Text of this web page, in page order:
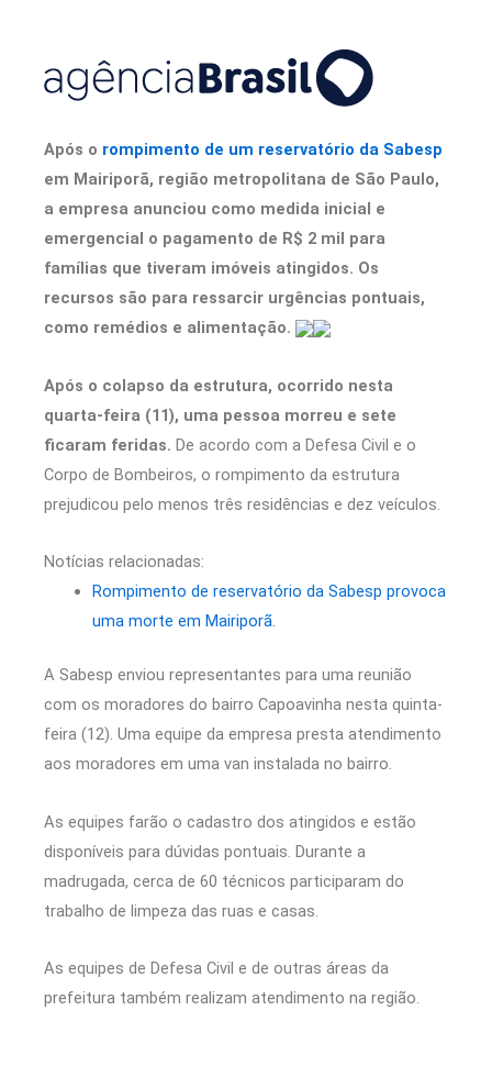
Após o rompimento de um reservatório da Sabesp
em Mairiporã, região metropolitana de São Paulo,
a empresa anunciou como medida inicial e
emergencial o pagamento de R$ 2 mil para
famílias que tiveram imóveis atingidos. Os
recursos são para ressarcir urgências pontuais,
como remédios e alimentação.
Após o colapso da estrutura, ocorrido nesta
quarta-feira (11), uma pessoa morreu e sete
ficaram feridas. De acordo com a Defesa Civil e o
Corpo de Bombeiros, o rompimento da estrutura
prejudicou pelo menos três residências e dez veículos.
Notícias relacionadas:
Rompimento de reservatório da Sabesp provoca
uma morte em Mairiporã.
A Sabesp enviou representantes para uma reunião
com os moradores do bairro Capoavinha nesta quinta-
feira (12). Uma equipe da empresa presta atendimento
aos moradores em uma van instalada no bairro.
As equipes farão o cadastro dos atingidos e estão
disponíveis para dúvidas pontuais. Durante a
madrugada, cerca de 60 técnicos participaram do
trabalho de limpeza das ruas e casas.
As equipes de Defesa Civil e de outras áreas da
prefeitura também realizam atendimento na região.